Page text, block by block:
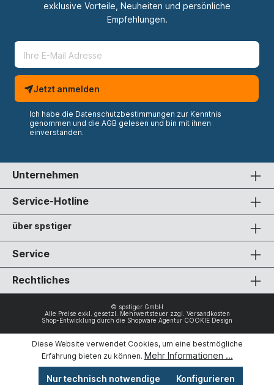
exklusive Vorteile, Neuheiten und persönliche
Empfehlungen.
Jetzt anmelden
Ich habe die Datenschutzbestimmungen zur Kenntnis
genommen und die AGB gelesen und bin mit ihnen
einverstanden.
Unternehmen
Service-Hotline
über spstiger
Service
Rechtliches
© spstiger GmbH
Alle Preise exkl. gesetzl. Mehrwertsteuer zzgl. Versandkosten
Shop-Entwicklung durch die Shopware Agentur COOKIE Design
Diese Website verwendet Cookies, um eine bestmögliche
Erfahrung bieten zu können. Mehr Informationen ...
Nur technisch notwendige Konfigurieren